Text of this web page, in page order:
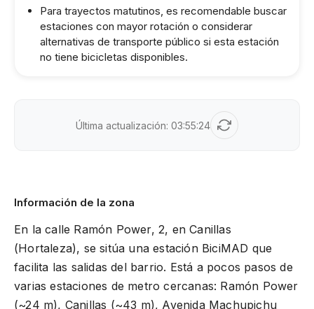
Para trayectos matutinos, es recomendable buscar
estaciones con mayor rotación o considerar
alternativas de transporte público si esta estación
no tiene bicicletas disponibles.
Última actualización: 03:55:24
Información de la zona
En la calle Ramón Power, 2, en Canillas
(Hortaleza), se sitúa una estación BiciMAD que
facilita las salidas del barrio. Está a pocos pasos de
varias estaciones de metro cercanas: Ramón Power
(~24 m), Canillas (~43 m), Avenida Machupichu